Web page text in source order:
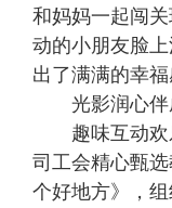
和妈妈一起闯
动的小朋友脸
出了满满的幸福
光影润心伴
趣味互动欢
司工会精心甄
个好地方》，组